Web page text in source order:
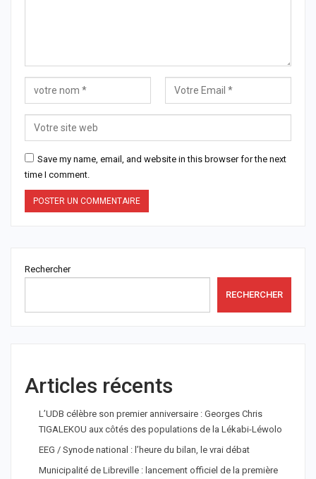
Save my name, email, and website in this browser for the next
time I comment.
Rechercher
RECHERCHER
Articles récents
L’UDB célèbre son premier anniversaire : Georges Chris
TIGALEKOU aux côtés des populations de la Lékabi-Léwolo
EEG / Synode national : l’heure du bilan, le vrai débat
Municipalité de Libreville : lancement officiel de la première